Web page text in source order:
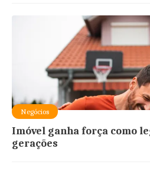
Negócios
Imóvel ganha força como
gerações